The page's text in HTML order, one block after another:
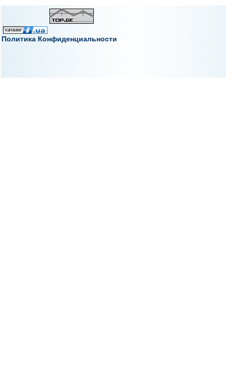
Политика Конфиденциальности